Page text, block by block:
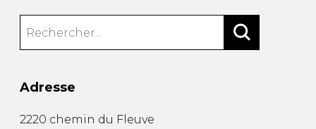
Adresse
2220 chemin du Fleuve